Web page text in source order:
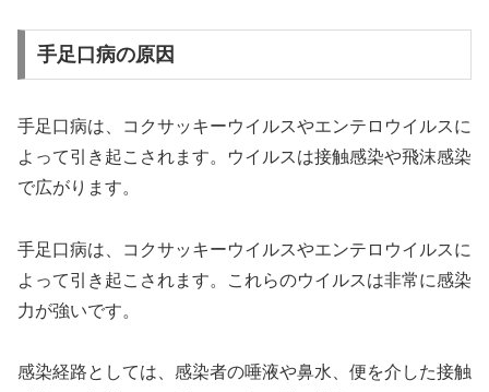
手足口病の原因
手足口病は、コクサッキーウイルスやエンテロウイルスに
よって引き起こされます。ウイルスは接触感染や飛沫感染
で広がります。
手足口病は、コクサッキーウイルスやエンテロウイルスに
よって引き起こされます。これらのウイルスは非常に感染
力が強いです。
感染経路としては、感染者の唾液や鼻水、便を介した接触